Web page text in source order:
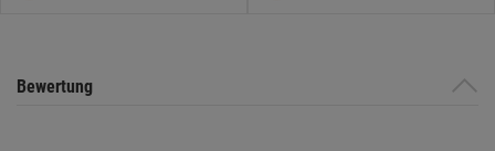
Bewertung